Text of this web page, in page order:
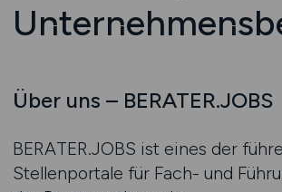
Über uns – BERATER.JOBS
BERATER.JOBS ist eines der
Stellenportale für Fach- und